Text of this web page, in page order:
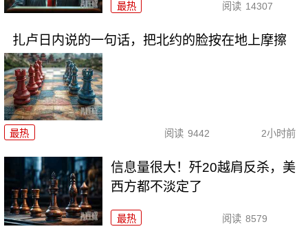
最热 阅读 14307
扎卢日内说的一句话，把北约的脸按在地上摩擦
最热 阅读 9442 2小时前
信息量很大！歼20越肩反杀，美
西方都不淡定了
最热 阅读 8579